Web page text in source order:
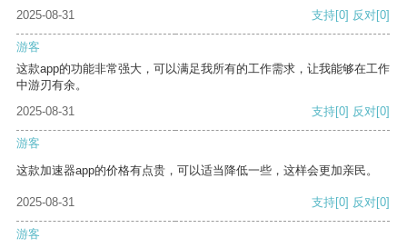
2025-08-31
支持[0] 反对[0]
游客
这款app的功能非常强大，可以满足我所有的工作需求，让我能够在工作
中游刃有余。
2025-08-31
支持[0] 反对[0]
游客
这款加速器app的价格有点贵，可以适当降低一些，这样会更加亲民。
2025-08-31 支持[0] 反对[0]
游客